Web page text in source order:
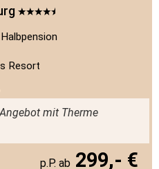
Resort
Angebot mit Therme
299,- €